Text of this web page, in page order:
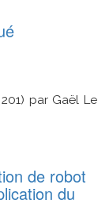
par Gaël Le
de robot
du